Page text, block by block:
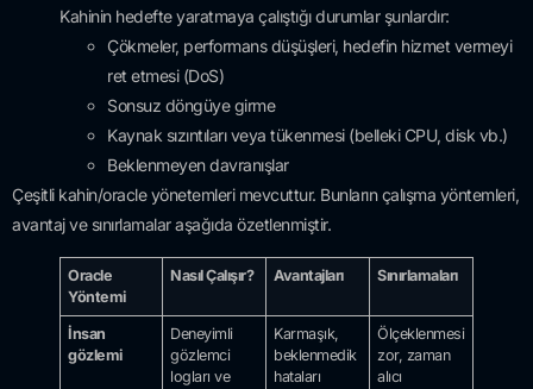
Kahinin hedefte yaratmaya çalıştığı durumlar şunlardır:
Çökmeler, performans düşüşleri, hedefin hizmet vermeyi
ret etmesi (DoS)
Sonsuz döngüye girme
Kaynak sızıntıları veya tükenmesi (belleki CPU, disk vb.)
Beklenmeyen davranışlar
Çeşitli kahin/oracle yönetemleri mevcuttur. Bunların çalışma yöntemleri,
avantaj ve sınırlamalar aşağıda özetlenmiştir.
Oracle
Yöntemi
Nasıl Çalışır? Avantajları Sınırlamaları
İnsan
gözlemi
Deneyimli
gözlemci
logları ve
Karmaşık,
beklenmedik
hataları
Ölçeklenmesi
zor, zaman
alıcı